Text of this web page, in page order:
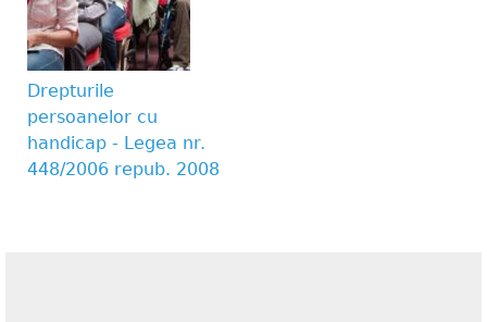
Drepturile
persoanelor cu
handicap - Legea nr.
448/2006 repub. 2008